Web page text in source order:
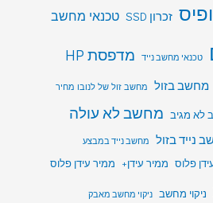
זכרון SSD טכנאי מחשב
טכנאי מחשב נייד מדפסת HP
בזול מחשב זול של לנובו מחיר
מגיב מחשב לא עולה
בזול מחשב נייד במבצע
ממיר עידן+ ממיר עידן פלוס
מחשב ניקוי מחשב מאבק